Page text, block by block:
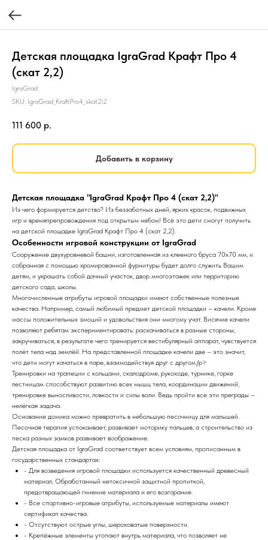
Детская площадка IgraGrad Крафт Про 4
(скат 2,2)
IgraGrad
SKU: IgraGrad_KraftPro4_skat2i2
111 600 р.
Добавить в корзину
Детская площадка "IgraGrad Крафт Про 4 (скат 2,2)"
Из чего формируется детство? Из беззаботных дней, ярких красок, подвижных
игр и времяпрепровождения под открытым небом! Всё это дети смогут получить
на детской площадке IgraGrad Крафт Про 4 (скат 2,2).
Особенности игровой конструкции от IgraGrad
Сооружение двухуровневой башни, изготовленная из клееного бруса 70х70 мм, и
собранная с помощью хромированной фурнитуры будет долго служить Вашим
детям, и украшать собой дачный участок, двор многоэтажек или территорию
детского сада, школы.
Многочисленные атрибуты игровой площадки имеют собственные полезные
качества. Например, самый любимый предмет детской площадки – качели. Кроме
массы положительных эмоций и удовольствия они многому учат. Висячие качели
позволяют ребятам экспериментировать: раскачиваться в разные стороны,
закручиваться, в результате чего тренируется вестибулярный аппарат, чувствуется
полёт тела над землёй. На представленной площадке качели две – это значит,
что дети могут качаться в паре, взаимодействуя друг с другом./p>
Тренировки на трапеции с кольцами, скалодроме, рукоходе, турнике, горке
лестницам способствуют развитию всех мышц тела, координации движений,
тренировке выносливости, ловкости и силы воли. Ведь пройти все эти преграды –
нелёгкая задача.
Основание домика можно превратить в небольшую песочницу для малышей.
Песочная терапия успокаивает, развивает моторику пальцев, а строительство из
песка разных замков развивает воображение.
Детская площадка от IgraGrad соответствует всем условиям, прописанным в
государственных стандартах:
- Для возведения игровой площадки используется качественный древесный
материал, Обработанный нетоксичной защитной пропиткой,
предотвращающей гниение материала и его возгорание.
- Все спортивно-игровые атрибуты, используемые материалы имеют
сертификат качества.
- Отсутствуют острые углы, шероховатые поверхности.
- Крепёжные элементы утопают внутрь материала, что позволяет не